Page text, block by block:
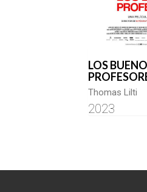
LOS
Thomas Lilti
2023